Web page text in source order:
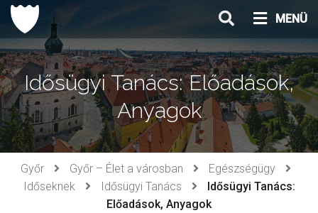
Ugrás
tartalomhoz
MENÜ
Idősügyi Tanács: Előadások,
Anyagok
Győr Győr – Élet a városban
Egészségügy
Időseknek
Idősügyi Tanács
Idősügyi Tanács:
Előadások, Anyagok